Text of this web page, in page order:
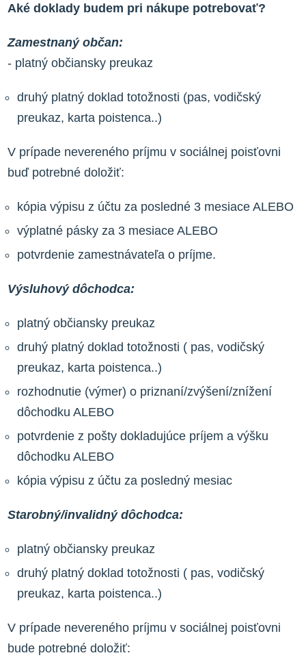
Aké doklady budem pri nákupe potrebovať?
Zamestnaný občan:
- platný občiansky preukaz
druhý platný doklad totožnosti (pas, vodičský
preukaz, karta poistenca..)
V prípade nevereného príjmu v sociálnej poisťovni
buď potrebné doložiť:
kópia výpisu z účtu za posledné 3 mesiace ALEBO
výplatné pásky za 3 mesiace ALEBO
potvrdenie zamestnávateľa o príjme.
Výsluhový dôchodca:
platný občiansky preukaz
druhý platný doklad totožnosti ( pas, vodičský
preukaz, karta poistenca..)
rozhodnutie (výmer) o priznaní/zvýšení/znížení
dôchodku ALEBO
potvrdenie z pošty dokladujúce príjem a výšku
dôchodku ALEBO
kópia výpisu z účtu za posledný mesiac
Starobný/invalidný dôchodca:
platný občiansky preukaz
druhý platný doklad totožnosti ( pas, vodičský
preukaz, karta poistenca..)
V prípade nevereného príjmu v sociálnej poisťovni
bude potrebné doložiť: